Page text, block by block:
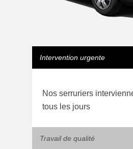
Intervention urgente
Nos serruriers
tous les jours
Travail de qualité